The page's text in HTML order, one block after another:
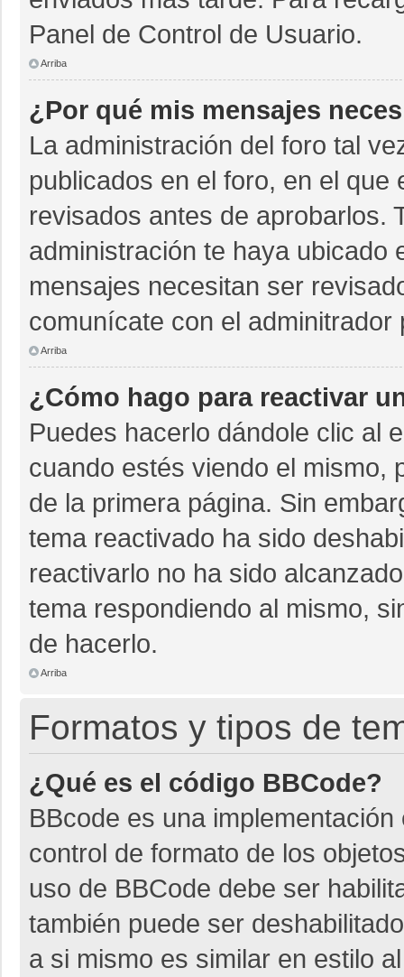
Panel de Control de Usuario.
Arriba
¿Por qué mis mensajes
La administración del foro tal
publicados en el foro, en el
revisados antes de aprobarlos.
administración te haya ubicado
mensajes necesitan ser
comunícate con el
Arriba
¿Cómo hago para reactivar
Puedes hacerlo dándole clic al
cuando estés viendo el mismo,
de la primera página. Sin
tema reactivado ha sido
reactivarlo no ha sido
tema respondiendo al mismo,
de hacerlo.
Arriba
Formatos y tipos de
¿Qué es el código BBCode?
BBcode es una
control de formato de los
uso de BBCode debe ser
también puede ser
a si mismo es similar en estilo